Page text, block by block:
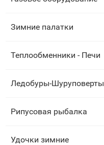
Зимние палатки
Теплообменники - Печи
Ледобуры-Шуруповерты
Рипусовая рыбалка
Удочки зимние